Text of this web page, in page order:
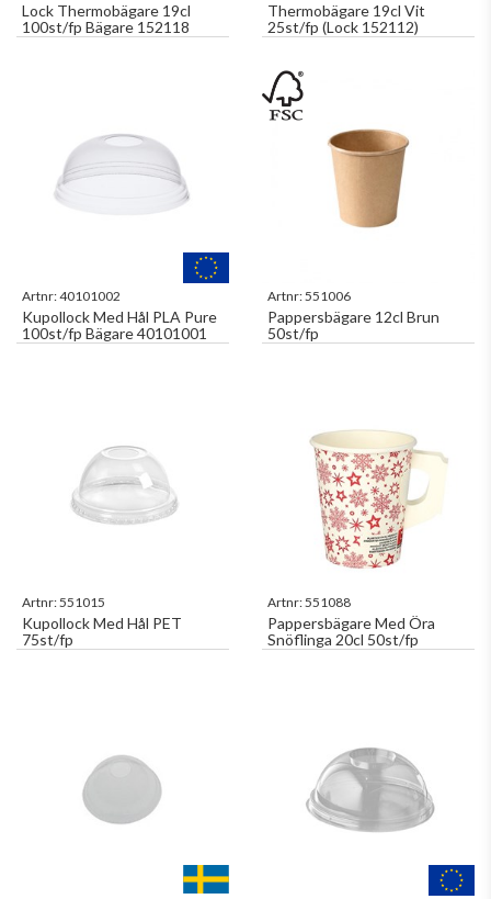
Lock Thermobägare 19cl
100st/fp Bägare 152118
Thermobägare 19cl Vit
25st/fp (Lock 152112)
Artnr:40101002
Kupollock Med Hål PLA Pure
100st/fp Bägare 40101001
Artnr:551006
Pappersbägare 12cl Brun
50st/fp
Artnr:551015
Kupollock Med Hål PET
75st/fp
Artnr:551088
Pappersbägare Med Öra
Snöflinga 20cl 50st/fp